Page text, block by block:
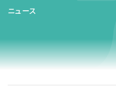
ニュース